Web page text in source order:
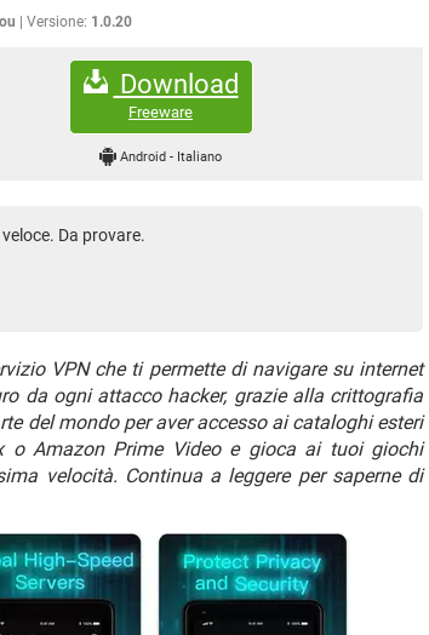
Versione: 1.0.20
Download
Freeware
Android- Italiano
Da provare.
VPN che ti permette di navigare su internet
da ogni attacco hacker, grazie alla crittografia
del mondo per aver accesso ai cataloghi esteri
o Amazon Prime Video e gioca ai tuoi giochi
velocità. Continua a leggere per saperne di